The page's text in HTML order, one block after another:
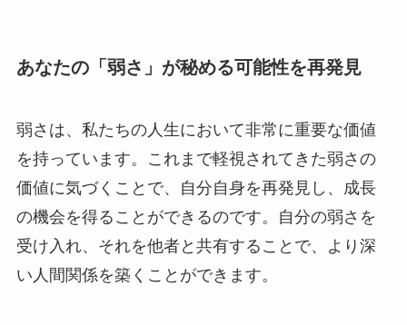
あなたの「弱さ」が秘める可能性を再発見
弱さは、私たちの人生において非常に重要な価値
を持っています。これまで軽視されてきた弱さの
価値に気づくことで、自分自身を再発見し、成長
の機会を得ることができるのです。自分の弱さを
受け入れ、それを他者と共有することで、より深
い人間関係を築くことができます。